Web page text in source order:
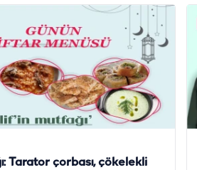
Tarator çorbası, çökelekli